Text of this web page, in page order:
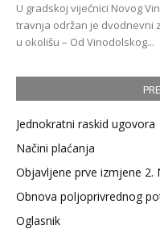
U gradskoj vijećnici Novog
travnja održan je dvodnevni
u okolišu – Od Vinodolskog...
Jednokratni raskid ugovora
Načini plaćanja
Objavljene prve izmjene 2.
Obnova poljoprivrednog
Oglasnik